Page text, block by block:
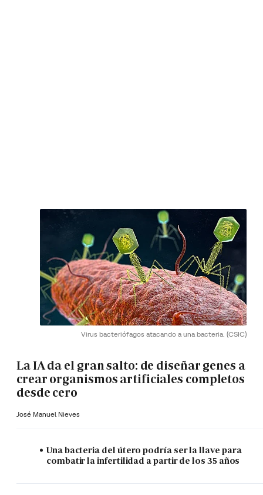
Virus bacteriófagos atacando a una bacteria. (CSIC)
La IA da el gran salto: de diseñar genes a
crear organismos artificiales completos
desde cero
José Manuel Nieves
Una bacteria del útero podría ser la llave para
combatir la infertilidad a partir de los 35 años